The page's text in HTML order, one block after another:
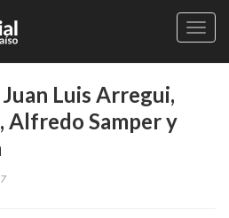
Luis Arregui,
Alfredo Samper y